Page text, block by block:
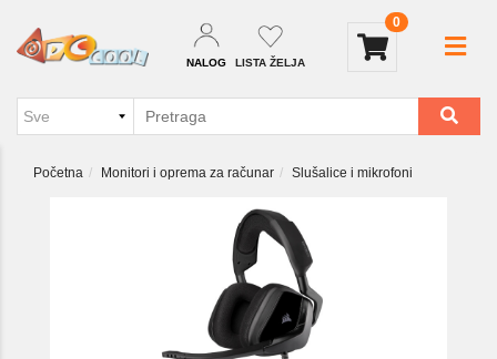
NALOG LISTA ŽELJA
0
Početna Monitori i oprema za računar Slušalice i mikrofoni